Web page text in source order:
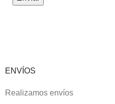
ENVÍOS
Realizamos envíos